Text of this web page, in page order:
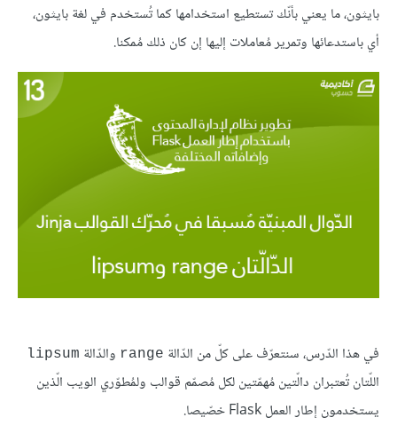
بايثون، ما يعني بأنّك تستطيع استخدامها كما تُستخدم في لغة بايثون،
أي باستدعائها وتمرير مُعاملات إليها إن كان ذلك مُمكنا.
في هذا الدّرس، سنتعرّف على كلّ من الدّالة range والدّالة lipsum
اللّتان تُعتبران دالّتين مُهمّتين لكل مُصمّم قوالب ولمُطوّري الويب الّذين
يستخدمون إطار العمل Flask خصّيصا.